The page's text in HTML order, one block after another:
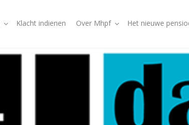
Klacht indienen Over Mhpf Het nieuwe